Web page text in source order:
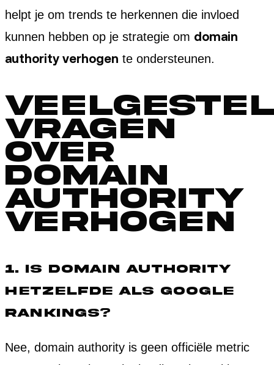
helpt je om trends te herkennen die invloed
kunnen hebben op je strategie om domain
authority verhogen te ondersteunen.
vragen
over
domain
authority
verhogen
1. Is domain authority
hetzelfde als Google
rankings?
Nee, domain authority is geen officiële metric